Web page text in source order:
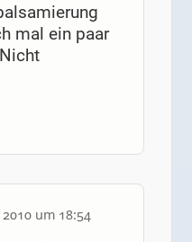
mal ein paar
um 18:54